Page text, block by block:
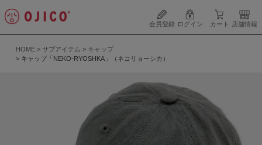
会員登録 ログイン カート 店舗情報
HOME サブアイテム
キャップ
キャップ「NEKO-RYOSHKA」（ネコリョーシカ）